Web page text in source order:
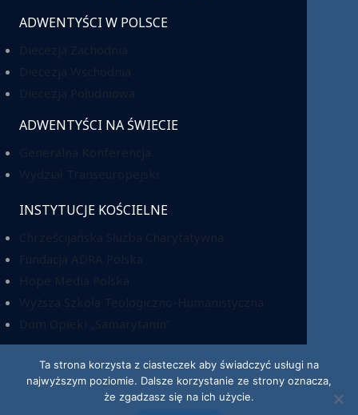
ADWENTYŚCI W POLSCE
ADWENTYŚCI NA ŚWIECIE
INSTYTUCJE KOŚCIELNE
KRS: 0000220518
Ta strona korzysta z ciasteczek aby świadczyć usługi na
najwyższym poziomie. Dalsze korzystanie ze strony oznacza,
że zgadzasz się na ich użycie.